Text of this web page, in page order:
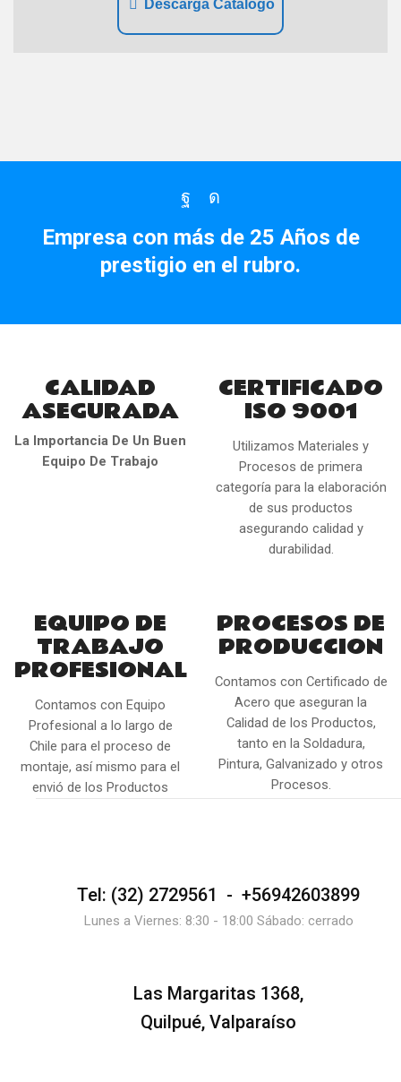
Descarga Catálogo
Facebook
Instagram
Empresa con más de 25 Años de
prestigio en el rubro.
CALIDAD
ASEGURADA
La Importancia De Un Buen
Equipo De Trabajo
CERTIFICADO
ISO 9001
Utilizamos Materiales y
Procesos de primera
categoría para la elaboración
de sus productos
asegurando calidad y
durabilidad.
EQUIPO DE
TRABAJO
PROFESIONAL
Contamos con Equipo
Profesional a lo largo de
Chile para el proceso de
montaje, así mismo para el
envió de los Productos
PROCESOS DE
PRODUCCION
Contamos con Certificado de
Acero que aseguran la
Calidad de los Productos,
tanto en la Soldadura,
Pintura, Galvanizado y otros
Procesos.
Tel: (32) 2729561 - +56942603899
Lunes a Viernes: 8:30 - 18:00 Sábado: cerrado
Las Margaritas 1368,
Quilpué, Valparaíso